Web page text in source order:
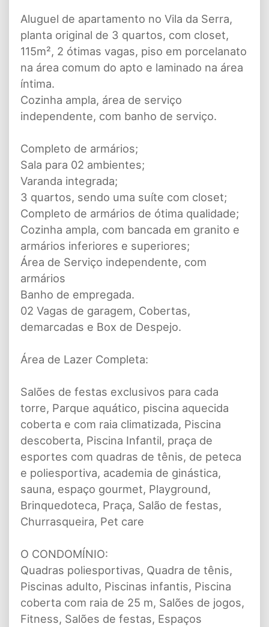
Aluguel de apartamento no Vila da Serra,
planta original de 3 quartos, com closet,
115m², 2 ótimas vagas, piso em porcelanato
na área comum do apto e laminado na área
íntima.
Cozinha ampla, área de serviço
independente, com banho de serviço.
Completo de armários;
Sala para 02 ambientes;
Varanda integrada;
3 quartos, sendo uma suíte com closet;
Completo de armários de ótima qualidade;
Cozinha ampla, com bancada em granito e
armários inferiores e superiores;
Área de Serviço independente, com
armários
Banho de empregada.
02 Vagas de garagem, Cobertas,
demarcadas e Box de Despejo.
Área de Lazer Completa:
Salões de festas exclusivos para cada
torre, Parque aquático, piscina aquecida
coberta e com raia climatizada, Piscina
descoberta, Piscina Infantil, praça de
esportes com quadras de tênis, de peteca
e poliesportiva, academia de ginástica,
sauna, espaço gourmet, Playground,
Brinquedoteca, Praça, Salão de festas,
Churrasqueira, Pet care
O CONDOMÍNIO:
Quadras poliesportivas, Quadra de tênis,
Piscinas adulto, Piscinas infantis, Piscina
coberta com raia de 25 m, Salões de jogos,
Fitness, Salões de festas, Espaços